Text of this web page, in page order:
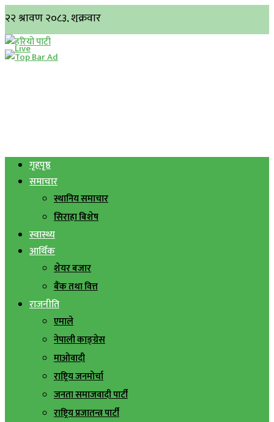
गृहपृष्ठ
समाचार
स्थानिय समाचार
सिराहा बिशेष
स्वास्थ्य
आर्थिक
शेयर बजार
बैंक तथा वित्त
राजनीति
एमाले
नेपाली काङ्ग्रेस
माओवादी
राष्ट्रिय जनमोर्चा
जनता समाजवादी पार्टी
राष्ट्रिय प्रजातन्त्र पार्टी